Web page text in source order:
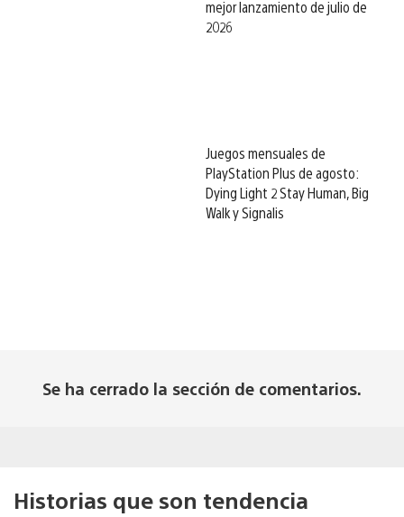
mejor lanzamiento de julio de
2026
Juegos mensuales de
PlayStation Plus de agosto:
Dying Light 2 Stay Human, Big
Walk y Signalis
Se ha cerrado la sección de comentarios.
Historias que son tendencia